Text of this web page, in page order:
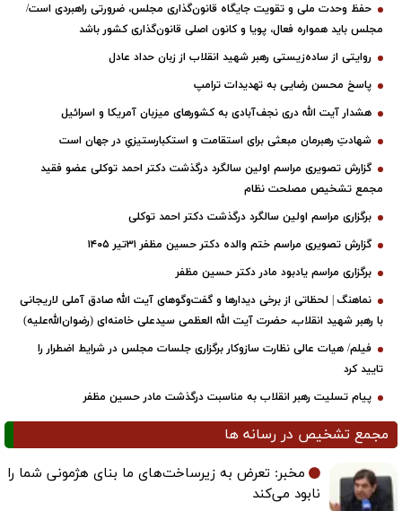
حفظ وحدت ملی و تقویت جایگاه قانون‌گذاری مجلس، ضرورتی راهبردی است/
مجلس باید همواره فعال، پویا و کانون اصلی قانون‌گذاری کشور باشد
روایتی از ساده‌زیستی رهبر شهید انقلاب از زبان حداد عادل
پاسخ محسن رضایی به تهدیدات ترامپ
هشدار آیت الله دری نجف‌آبادی به کشورهای میزبان آمریکا و اسرائیل
شهادتِ رهبرمان مبعثی برای استقامت و استکبارستیزیِ در جهان است
گزارش تصویری مراسم اولین سالگرد درگذشت دکتر احمد توکلی عضو فقید
مجمع تشخیص مصلحت نظام
برگزاری مراسم اولین سالگرد درگذشت دکتر احمد توکلی
گزارش تصویری مراسم ختم والده دکتر حسین مظفر ۳۱تیر ۱۴۰۵
برگزاری مراسم یادبود مادر دکتر حسین مظفر
نماهنگ | لحظاتی از برخی دیدارها و گفت‌وگوهای آیت ‌الله صادق آملی لاریجانی
با رهبر شهید انقلاب، حضرت آیت‌ الله العظمی سیدعلی خامنه‌ای (رضوان‌الله‌علیه)
فیلم/ هیات عالی نظارت سازوکار برگزاری جلسات مجلس در شرایط اضطرار را
تایید کرد
پیام تسلیت رهبر انقلاب به مناسبت درگذشت مادر حسین مظفر
مجمع تشخیص در رسانه ها
مخبر: تعرض به زیرساخت‌های ما بنای هژمونی شما را
نابود می‌کند